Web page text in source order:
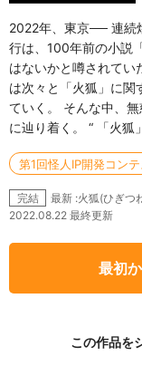
2022年、東京── 連続
行は、100年前の小説
はないかと噂されてい
は次々と「火狐」に関
ていく。 そんな中、
に辿り着く。 “ 「火
第1回怪人IP開発コンテ
完結
最新 :火狐(ひぎつ
2022.08.22 最終更新
最初
この作品を